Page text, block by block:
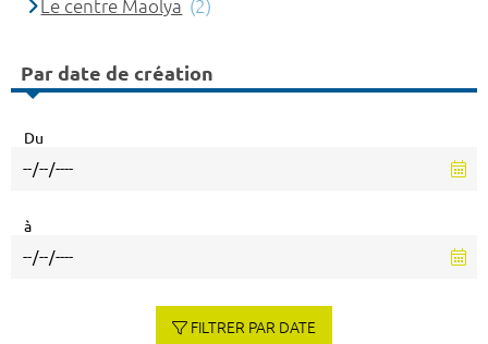
Le centre Maolya (2)
Par date de création
Du
à
FILTRER PAR DATE